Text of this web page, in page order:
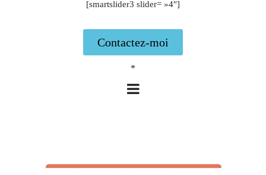
[smartslider3 slider= »4″]
Contactez-moi
*